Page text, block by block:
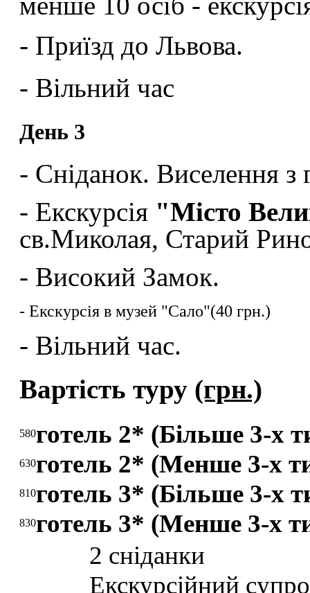
- Приїзд до Львова.
- Вільний час
День 3
- Сніданок. Виселення з
- Екскурсія "Місто
св.Миколая, Старий
- Високий Замок.
- Екскурсія в музей "Сало"(40 грн.)
- Вільний час.
Вартість туру (грн.)
580готель 2* (Більше 3-х
630готель 2* (Менше 3-х
810готель 3* (Більше 3-х
830готель 3* (Менше 3-х
2 сніданки
Екскурсійний